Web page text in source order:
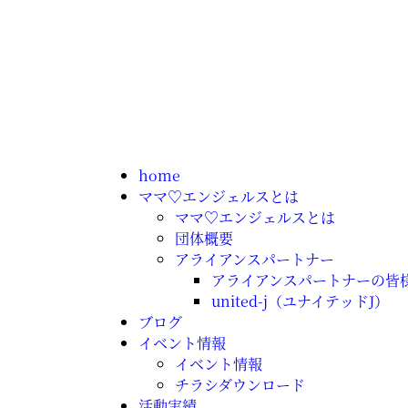
home
ママ♡エンジェルスとは
ママ♡エンジェルスとは
団体概要
アライアンスパートナー
アライアンスパートナーの皆
united-j（ユナイテッドJ）
ブログ
イベント情報
イベント情報
チラシダウンロード